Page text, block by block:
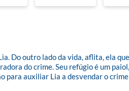
Do outro lado da vida, aflita, ela
do crime. Seu refúgio é um
auxiliar Lia a desvendar o